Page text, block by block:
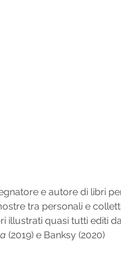
e autore di libri
tra personali e
illustrati quasi tutti editi
(2019) e Banksy (2020)